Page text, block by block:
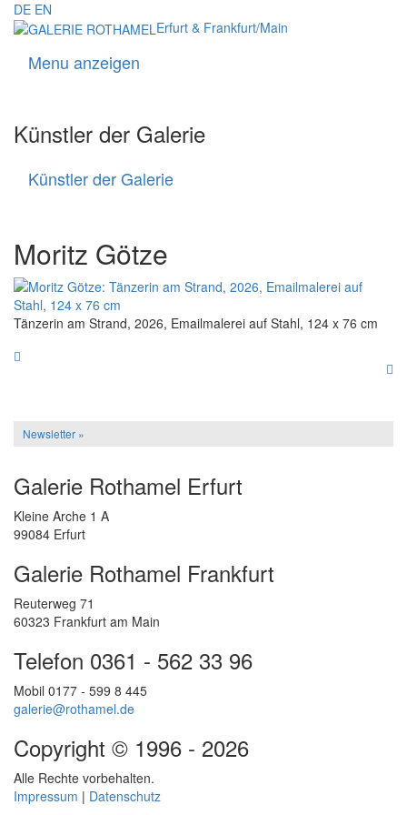
DE EN
Erfurt & Frankfurt/Main
Menu anzeigen
Künstler der Galerie
Künstler der Galerie
Moritz Götze
Tänzerin am Strand, 2026, Emailmalerei auf Stahl, 124 x 76 cm
Newsletter »
Galerie Rothamel Erfurt
Kleine Arche 1 A
99084 Erfurt
Galerie Rothamel Frankfurt
Reuterweg 71
60323 Frankfurt am Main
Telefon 0361 - 562 33 96
Mobil 0177 - 599 8 445
galerie@rothamel.de
Copyright © 1996 - 2026
Alle Rechte vorbehalten.
Impressum | Datenschutz